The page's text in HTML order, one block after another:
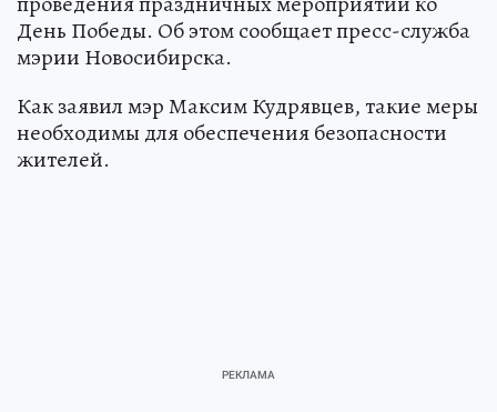
День Победы. Об этом сообщает пресс-служба
мэрии Новосибирска.
Как заявил мэр Максим Кудрявцев, такие меры
необходимы для обеспечения безопасности
жителей.